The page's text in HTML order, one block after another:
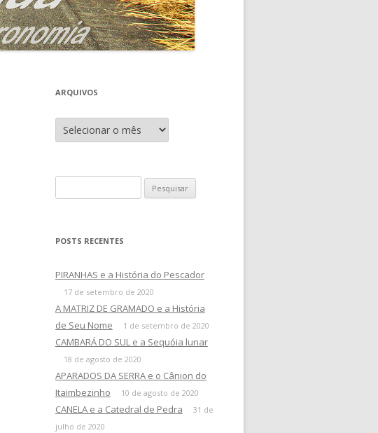
ARQUIVOS
A
q
o
e
POSTS RECENTES
PIRANHAS e a História do Pescador
17 de setembro de 2020
A MATRIZ DE GRAMADO e a História
de Seu Nome
1 de setembro de 2020
CAMBARÁ DO SUL e a Sequóia lunar
18 de agosto de 2020
APARADOS DA SERRA e o Cânion do
Itaimbezinho
10 de agosto de 2020
CANELA e a Catedral de Pedra
31 de
julho de 2020